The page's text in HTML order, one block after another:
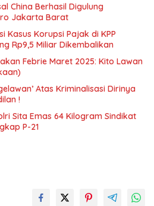
China Berhasil Digulung
Jakarta Barat
Kasus Korupsi Pajak di KPP
Rp9,5 Miliar Dikembalikan
Febrie Maret 2025: Kito Lawan
Atas Kriminalisasi Dirinya
!
Sita Emas 64 Kilogram Sindikat
P-21